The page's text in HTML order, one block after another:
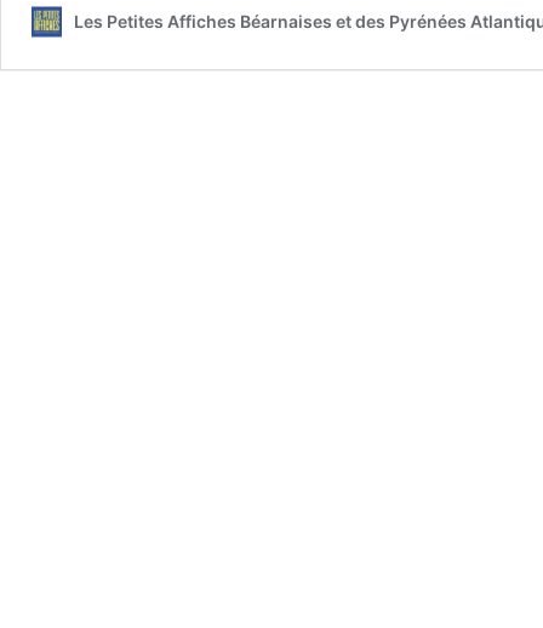
Les Petites Affiches Béarnaises et des Pyrénées